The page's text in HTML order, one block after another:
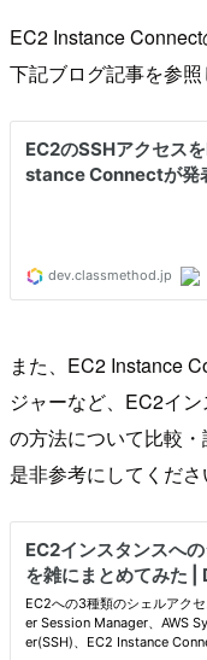
EC2 Instance Connect
下記ブログ記事を参照
また、EC2 Instance
ジャーなど、EC2イ
の方法について比較・
是非参考にしてくださ